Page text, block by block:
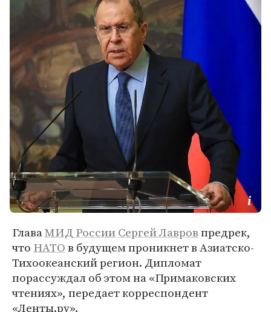
ГлаваМИД РоссииСергей Лавровпредрек,
что НАТОв будущем проникнет в Азиатско-
Тихоокеанский регион. Дипломат
порассуждал об этом на «Примаковских
чтениях», передает корреспондент
«Ленты.ру».